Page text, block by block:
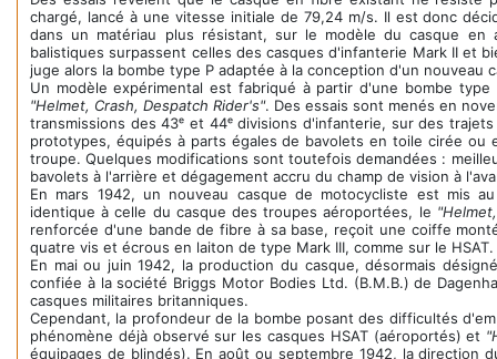
chargé, lancé à une vitesse initiale de 79,24 m/s. Il est donc
dans un matériau plus résistant, sur le modèle du casque en
balistiques surpassent celles des casques d'infanterie Mark II et
juge alors la bombe type P adaptée à la conception d'un nouveau
Un modèle expérimental est fabriqué à partir d'une bombe
"Helmet, Crash, Despatch Rider's". Des essais sont menés en
transmissions des 43ᵉ et 44ᵉ divisions d'infanterie, sur des
prototypes, équipés à parts égales de bavolets en toile cirée ou
troupe. Quelques modifications sont toutefois demandées :
bavolets à l'arrière et dégagement accru du champ de vision à
En mars 1942, un nouveau casque de motocycliste est mis
identique à celle du casque des troupes aéroportées, le
renforcée d'une bande de fibre à sa base, reçoit une coiffe
quatre vis et écrous en laiton de type Mark III, comme sur le HSAT.
En mai ou juin 1942, la production du casque, désormais
confiée à la société Briggs Motor Bodies Ltd. (B.M.B.) de
casques militaires britanniques.
Cependant, la profondeur de la bombe posant des difficultés
phénomène déjà observé sur les casques HSAT (aéroportés) et
équipages de blindés). En août ou septembre 1942, la direction